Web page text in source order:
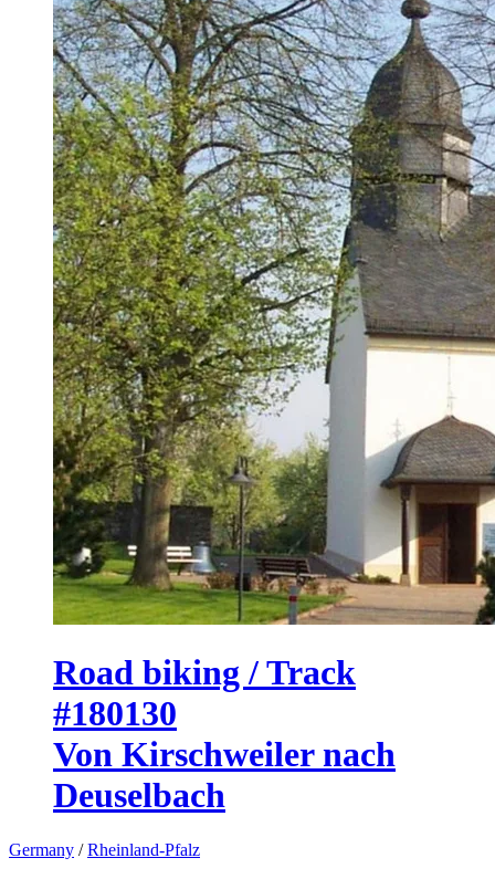
Road biking / Track
#180130
Von Kirschweiler nach
Deuselbach
Germany /Rheinland-Pfalz